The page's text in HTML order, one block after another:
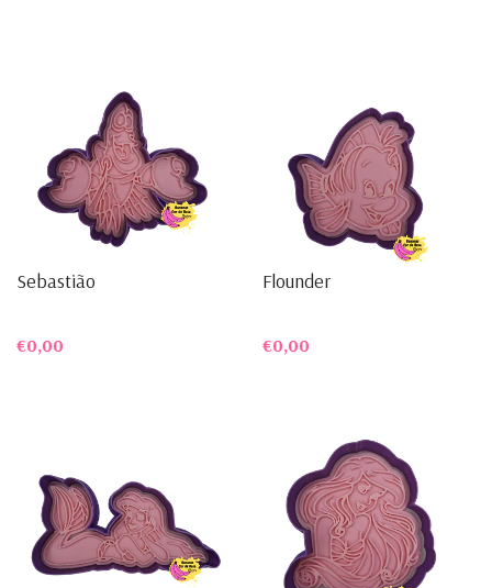
Sebastião
€0,00
Flounder
€0,00